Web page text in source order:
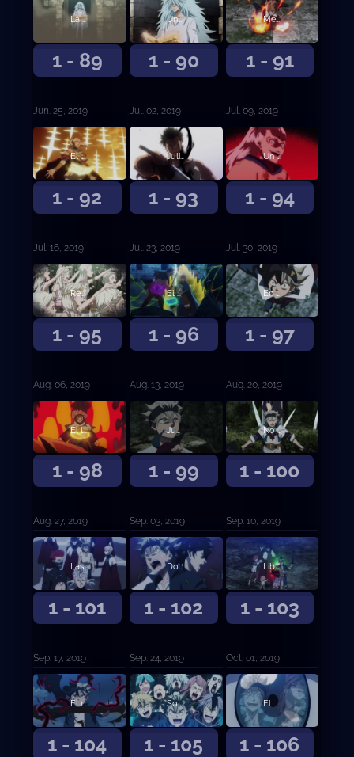
1 - 89
La base de los Toros Negros
Jun. 25, 2019
1 - 90
Una batalla mágica demente
Jul. 02, 2019
1 - 91
Mereleona contra Rhya la Perfidia
Jul. 09, 2019
1 - 92
El Rey Mago contra el líder de Ojo de la Noche Blanca
Jul. 16, 2019
1 - 93
Julius Novachrono
Jul. 23, 2019
1 - 94
Un nuevo futuro
Jul. 30, 2019
1 - 95
Reencarnación
Aug. 06, 2019
1 - 96
El capitán de los Toros Negros contra la Rosa Carmesí
Aug. 13, 2019
1 - 97
En completa desventaja
Aug. 20, 2019
1 - 98
El león durmiente
Aug. 27, 2019
1 - 99
Jugarse la vida para vivir
Sep. 03, 2019
1 - 100
No perderé contra ti
Sep. 10, 2019
1 - 101
Las vidas de la aldea remota
Sep. 17, 2019
1 - 102
Dos milagros
Sep. 24, 2019
1 - 103
Libre del destino
Oct. 01, 2019
1 - 104
El rayo iracundo contra sus compañeros
1 - 105
Sonrisas y lágrimas
1 - 106
El camino de la venganza y el de la expiación